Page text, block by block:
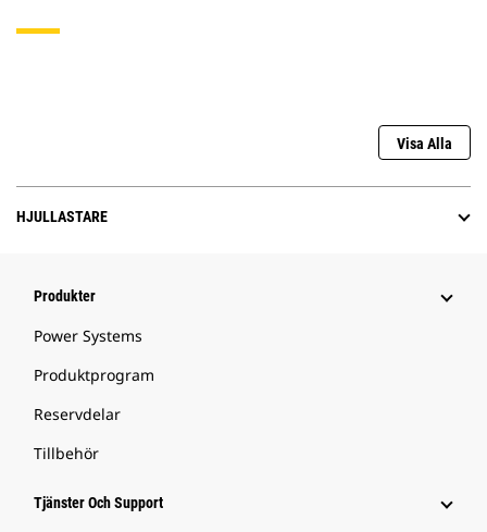
Visa Alla
HJULLASTARE
Produkter
Power Systems
Produktprogram
Reservdelar
Tillbehör
Tjänster Och Support